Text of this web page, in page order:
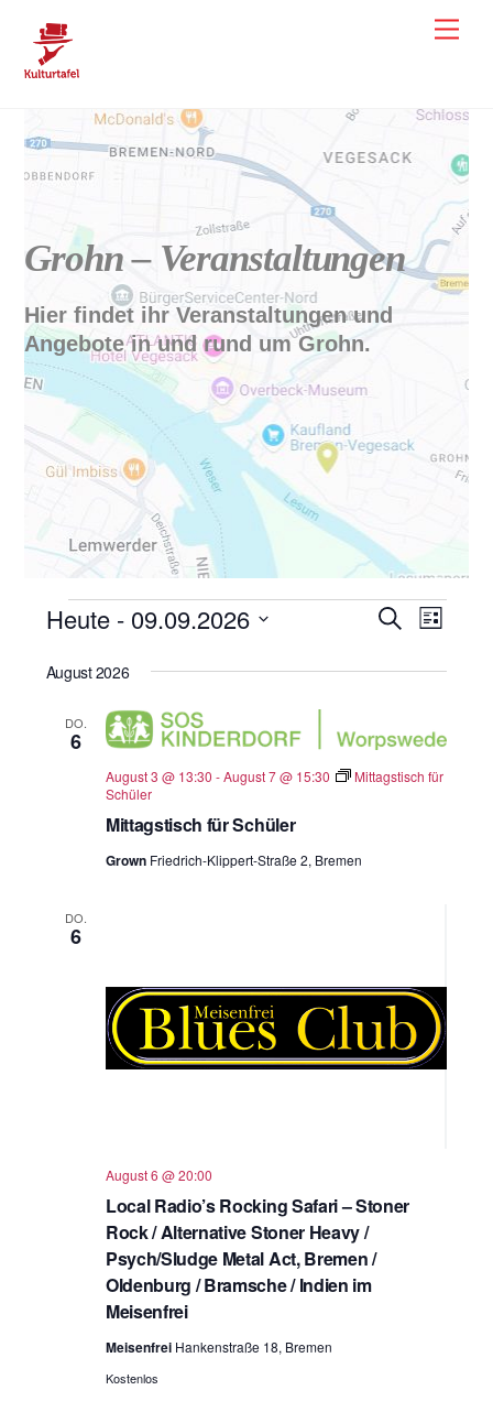
content
Grohn Veranstaltungen
Grohn – Veranstaltungen
Hier findet ihr Veranstaltungen und
Angebote in und rund um Grohn.
Veranstaltungen
S
h
L
Heute - 09.09.2026
a
August 2026
DO.
6
Mittagstisch für Schüler
August 3 @ 13:30 -August 7 @ 15:30
Mittagstisch für
Schüler
Grown Friedrich-Klippert-Straße 2, Bremen
DO.
6
Local Radio’s Rocking Safari – Stoner
Rock / Alternative Stoner Heavy /
Psych/Sludge Metal Act, Bremen /
Oldenburg / Bramsche / Indien im
Meisenfrei
August 6 @ 20:00
Meisenfrei Hankenstraße 18, Bremen
Kostenlos